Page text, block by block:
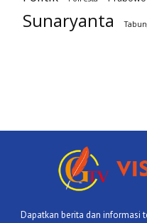
Sunaryanta
Dapatkan berita dan informasi